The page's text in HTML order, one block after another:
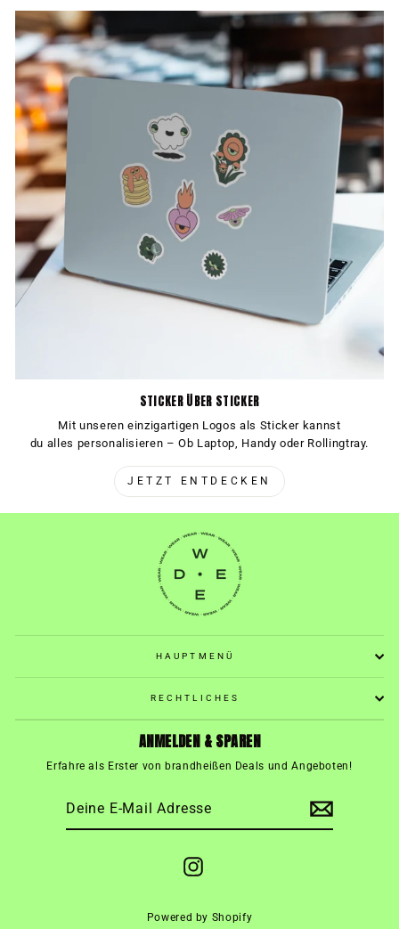
STICKER ÜBER STICKER
Mit unseren einzigartigen Logos als Sticker kannst
du alles personalisieren – Ob Laptop, Handy oder Rollingtray.
JETZT ENTDECKEN
HAUPTMENÜ
RECHTLICHES
ANMELDEN & SPAREN
Erfahre als Erster von brandheißen Deals und Angeboten!
Instagram
Powered by Shopify